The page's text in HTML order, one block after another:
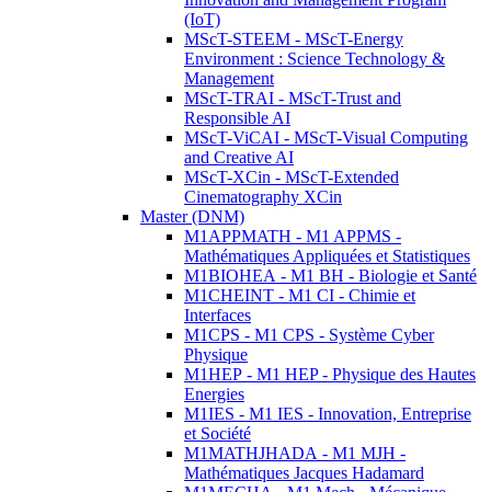
(IoT)
MScT-STEEM - MScT-Energy
Environment : Science Technology &
Management
MScT-TRAI - MScT-Trust and
Responsible AI
MScT-ViCAI - MScT-Visual Computing
and Creative AI
MScT-XCin - MScT-Extended
Cinematography XCin
Master (DNM)
M1APPMATH - M1 APPMS -
Mathématiques Appliquées et Statistiques
M1BIOHEA - M1 BH - Biologie et Santé
M1CHEINT - M1 CI - Chimie et
Interfaces
M1CPS - M1 CPS - Système Cyber
Physique
M1HEP - M1 HEP - Physique des Hautes
Energies
M1IES - M1 IES - Innovation, Entreprise
et Société
M1MATHJHADA - M1 MJH -
Mathématiques Jacques Hadamard